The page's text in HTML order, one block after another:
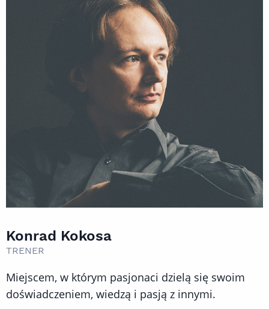
Konrad Kokosa
TRENER
Miejscem, w którym pasjonaci dzielą się swoim
doświadczeniem, wiedzą i pasją z innymi.